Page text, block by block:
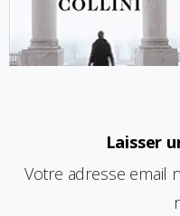
Laisser
Votre adresse email